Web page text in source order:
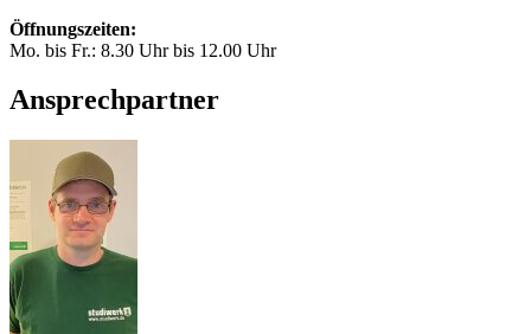
Öffnungszeiten:
Mo. bis Fr.: 8.30 Uhr bis 12.00 Uhr
Ansprechpartner